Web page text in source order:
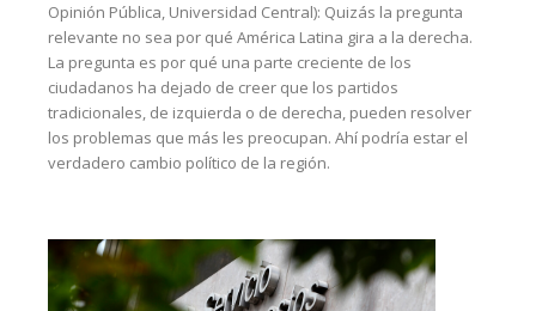
Opinión Pública, Universidad Central): Quizás la pregunta
relevante no sea por qué América Latina gira a la derecha.
La pregunta es por qué una parte creciente de los
ciudadanos ha dejado de creer que los partidos
tradicionales, de izquierda o de derecha, pueden resolver
los problemas que más les preocupan. Ahí podría estar el
verdadero cambio político de la región.